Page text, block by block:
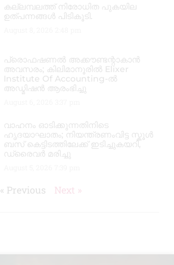
കല്ലമ്പലത്ത് നിരോധിത പുകയില
ഉത്പന്നങ്ങൾ പിടികൂടി.
പ്രൊഫഷണൽ അക്കൗണ്ടന്റാകാൻ
അവസരം; കിലിമാനൂരിൽ Elixer
Institute Of Accounting-ൽ
അഡ്മിഷൻ ആരംഭിച്ചു
വാഹനം ഓടിക്കുന്നതിനിടെ
ഹൃദയാഘാതം; നിയന്ത്രണംവിട്ട സ്കൂൾ
ബസ് കെട്ടിടത്തിലേക്ക് ഇടിച്ചുകയറി,
ഡ്രൈവർ മരിച്ചു
« Previous Next »